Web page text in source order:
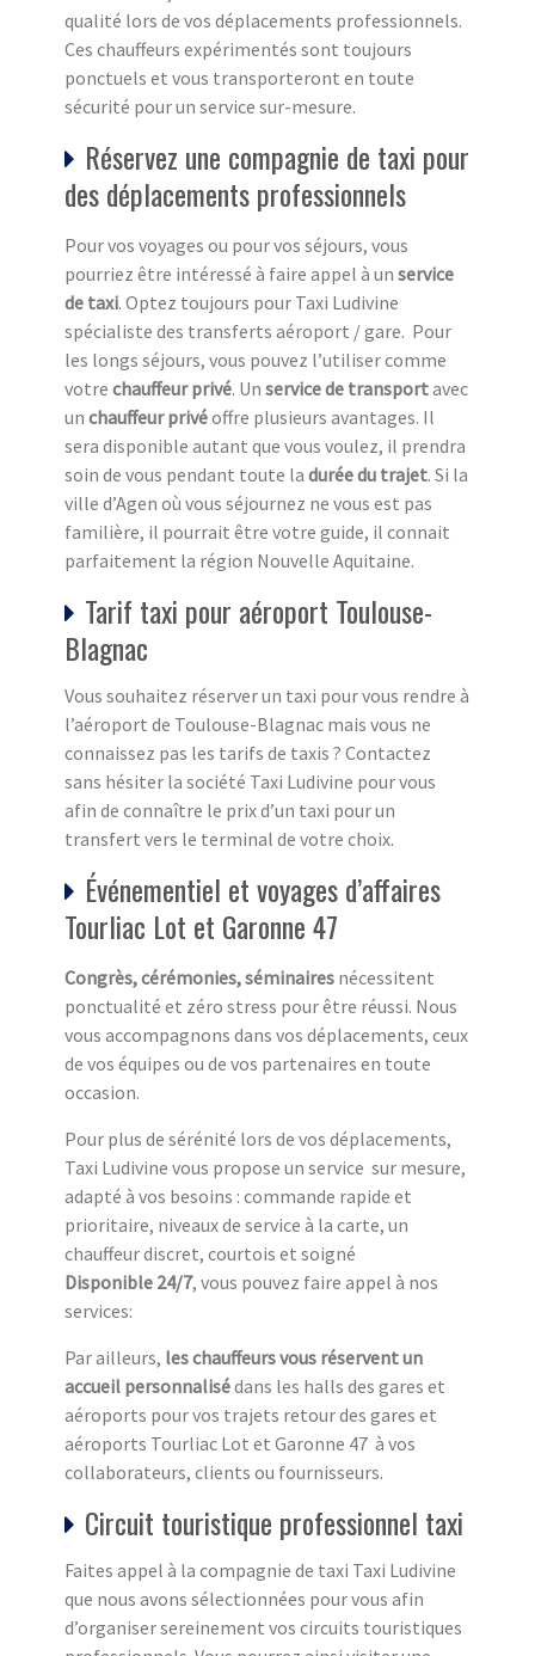
qualité lors de vos déplacements professionnels.
Ces chauffeurs expérimentés sont toujours
ponctuels et vous transporteront en toute
sécurité pour un service sur-mesure.
Réservez une compagnie de taxi pour
des déplacements professionnels
Pour vos voyages ou pour vos séjours, vous
pourriez être intéressé à faire appel à un service
de taxi. Optez toujours pour Taxi Ludivine
spécialiste des transferts aéroport / gare. Pour
les longs séjours, vous pouvez l’utiliser comme
votre chauffeur privé. Un service de transportavec
un chauffeur privéoffre plusieurs avantages. Il
sera disponible autant que vous voulez, il prendra
soin de vous pendant toute la durée du trajet. Si la
ville d’Agen où vous séjournez ne vous est pas
familière, il pourrait être votre guide, il connait
parfaitement la région Nouvelle Aquitaine.
Tarif taxi pour aéroport Toulouse-
Blagnac
Vous souhaitez réserver un taxi pour vous rendre à
l’aéroport de Toulouse-Blagnac mais vous ne
connaissez pas les tarifs de taxis ? Contactez
sans hésiter la société Taxi Ludivine pour vous
afin de connaître le prix d’un taxi pour un
transfert vers le terminal de votre choix.
Événementiel et voyages d’affaires
Tourliac Lot et Garonne 47
Congrès, cérémonies, séminaires nécessitent
ponctualité et zéro stress pour être réussi. Nous
vous accompagnons dans vos déplacements, ceux
de vos équipes ou de vos partenaires en toute
occasion.
Pour plus de sérénité lors de vos déplacements,
Taxi Ludivine vous propose un service sur mesure,
adapté à vos besoins : commande rapide et
prioritaire, niveaux de service à la carte, un
chauffeur discret, courtois et soigné
Disponible 24/7, vous pouvez faire appel à nos
services:
Par ailleurs, les chauffeurs vous réservent un
accueil personnalisédans les halls des gares et
aéroports pour vos trajets retour des gares et
aéroports Tourliac Lot et Garonne 47 à vos
collaborateurs, clients ou fournisseurs.
Circuit touristique professionnel taxi
Faites appel à la compagnie de taxi Taxi Ludivine
que nous avons sélectionnées pour vous afin
d’organiser sereinement vos circuits touristiques